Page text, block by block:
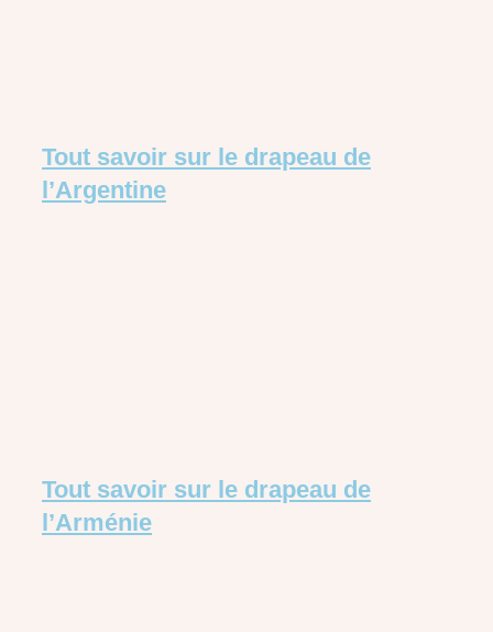
Tout savoir sur le drapeau de
l’Argentine
Tout savoir sur le drapeau de
l’Arménie